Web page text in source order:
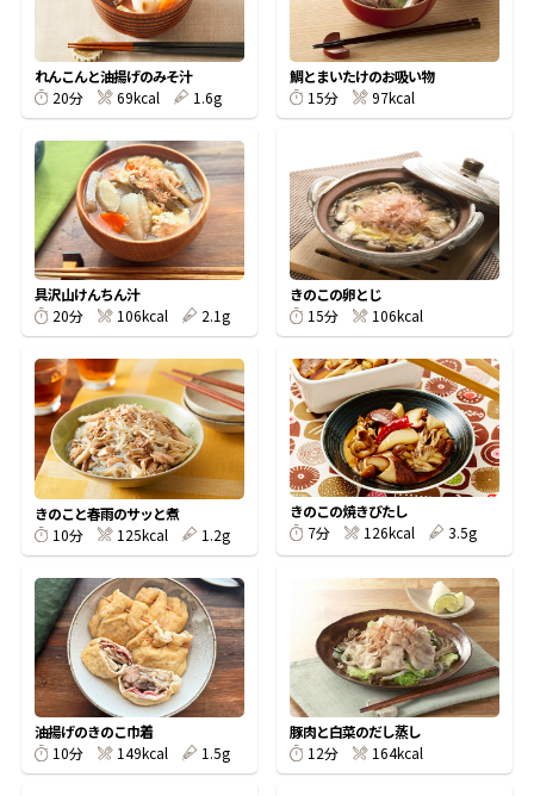
新鮮一番 『氷熟®』
『踊り節』
鰹節屋の
だしパック
だし粉
れんこんと油揚げのみそ汁
20分
69kcal 1.6g
鯛とまいたけのお吸い物
15分
97kcal
具沢山けんちん汁
20分
106kcal 2.1g
きのこの卵とじ
15分
106kcal
きのこと春雨のサッと煮
10分
125kcal 1.2g
きのこの焼きびたし
7分
126kcal 3.5g
油揚げのきのこ巾着
10分
149kcal 1.5g
豚肉と白菜のだし蒸し
12分
164kcal